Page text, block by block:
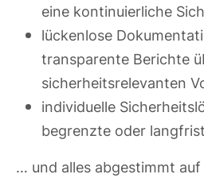
eine kontinuierliche
lückenlose
transparente Berichte
sicherheitsrelevanten
individuelle
begrenzte oder
… und alles abgestimmt